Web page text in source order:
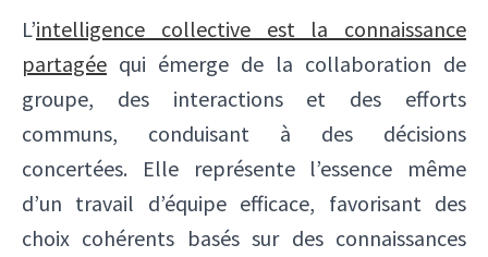
L’intelligence collective est la connaissance
partagée qui émerge de la collaboration de
groupe, des interactions et des efforts
communs, conduisant à des décisions
concertées. Elle représente l’essence même
d’un travail d’équipe efficace, favorisant des
choix cohérents basés sur des connaissances